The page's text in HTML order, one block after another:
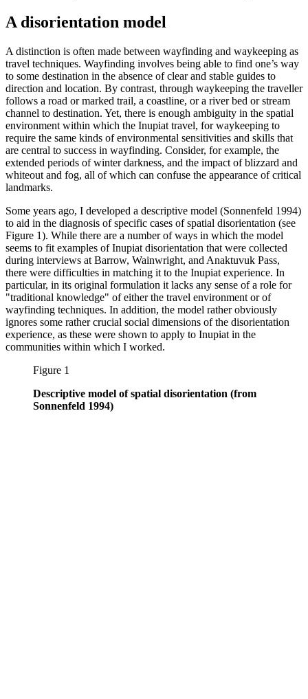
A disorientation model
A distinction is often made between wayfinding and waykeeping as
travel techniques. Wayfinding involves being able to find one’s way
to some destination in the absence of clear and stable guides to
direction and location. By contrast, through waykeeping the traveller
follows a road or marked trail, a coastline, or a river bed or stream
channel to destination. Yet, there is enough ambiguity in the spatial
environment within which the Inupiat travel, for waykeeping to
require the same kinds of environmental sensitivities and skills that
are central to success in wayfinding. Consider, for example, the
extended periods of winter darkness, and the impact of blizzard and
whiteout and fog, all of which can confuse the appearance of critical
landmarks.
Some years ago, I developed a descriptive model (Sonnenfeld 1994)
to aid in the diagnosis of specific cases of spatial disorientation (see
Figure 1). While there are a number of ways in which the model
seems to fit examples of Inupiat disorientation that were collected
during interviews at Barrow, Wainwright, and Anaktuvuk Pass,
there were difficulties in matching it to the Inupiat experience. In
particular, in its original formulation it lacks any sense of a role for
"traditional knowledge" of either the travel environment or of
wayfinding techniques. In addition, the model rather obviously
ignores some rather crucial social dimensions of the disorientation
experience, as these were shown to apply to Inupiat in the
communities within which I worked.
Figure 1
Descriptive model of spatial disorientation (from
Sonnenfeld 1994)